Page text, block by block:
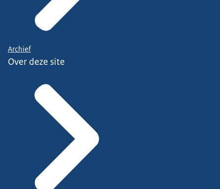
Archief
Over deze site